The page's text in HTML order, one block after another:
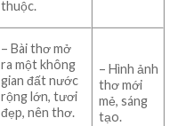
thuộc.
– Bài thơ mở
ra một không
gian đất nước
rộng lớn, tươi
đẹp, nên thơ.
– Hình ảnh
thơ mới
mẻ, sáng
tạo.